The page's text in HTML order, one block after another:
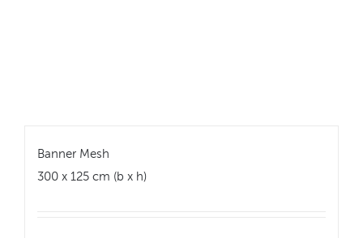
Banner Mesh
300 x 125 cm (b x h)